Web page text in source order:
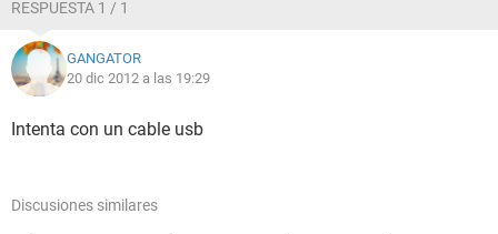
RESPUESTA 1 / 1
GANGATOR
20 dic 2012 a las 19:29
Intenta con un cable usb
Discusiones similares